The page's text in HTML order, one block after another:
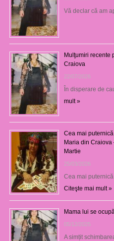
Vă declar că am
Mulţumiri recente
Craiova
22/07/2026
În disperare de
mult »
Cea mai
Maria din
Martie
25/03/2026
Cea mai
Citeşte mai mult »
Mama lui se
05/12/2025
A simțit